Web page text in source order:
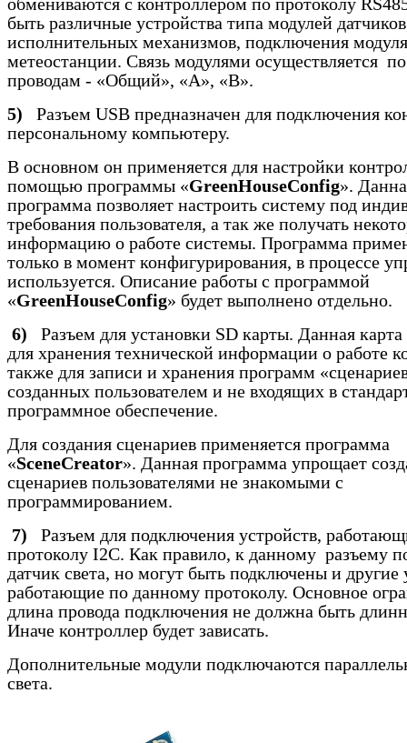
быть различные устройства типа модулей
исполнительных механизмов, подключения модуля
метеостанции. Связь модулями осуществляется
проводам - «Общий», «А», «В».
5) Разъем USB предназначен для подключения
персональному компьютеру.
В основном он применяется для настройки
помощью программы «GreenHouseConfig».
программа позволяет настроить систему под
требования пользователя, а так же получать
информацию о работе системы. Программа
только в момент конфигурирования, в процессе
используется. Описание работы с программой
«GreenHouseConfig» будет выполнено отдельно.
6) Разъем для установки SD карты. Данная
для хранения технической информации о работе
также для записи и хранения программ
созданных пользователем и не входящих в
программное обеспечение.
Для создания сценариев применяется программа
«SceneCreator». Данная программа упрощает
сценариев пользователями не знакомыми с
программированием.
7) Разъем для подключения устройств,
протоколу I2C. Как правило, к данному разъему
датчик света, но могут быть подключены и другие
работающие по данному протоколу. Основное
длина провода подключения не должна быть
Иначе контроллер будет зависать.
Дополнительные модули подключаются
света.